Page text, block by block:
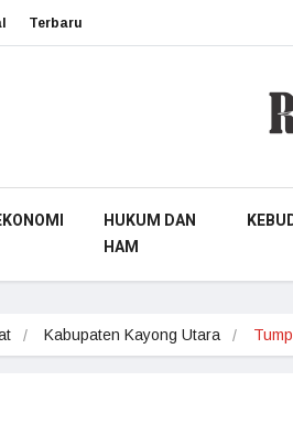
Terbaru
HUKUM DAN
HAM
Kabupaten Kayong Utara